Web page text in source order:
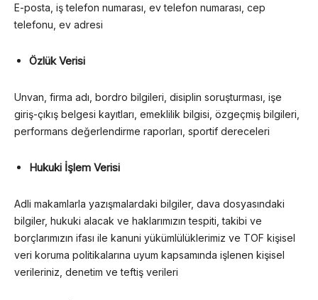
E-posta, iş telefon numarası, ev telefon numarası, cep
telefonu, ev adresi
Özlük Verisi
Unvan, firma adı, bordro bilgileri, disiplin soruşturması, işe
giriş-çıkış belgesi kayıtları, emeklilik bilgisi, özgeçmiş bilgileri,
performans değerlendirme raporları, sportif dereceleri
Hukuki İşlem Verisi
Adli makamlarla yazışmalardaki bilgiler, dava dosyasındaki
bilgiler, hukuki alacak ve haklarımızın tespiti, takibi ve
borçlarımızın ifası ile kanuni yükümlülüklerimiz ve TOF kişisel
veri koruma politikalarına uyum kapsamında işlenen kişisel
verileriniz, denetim ve teftiş verileri